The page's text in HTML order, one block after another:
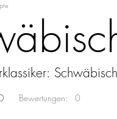
of 5
Bewertungen: 0